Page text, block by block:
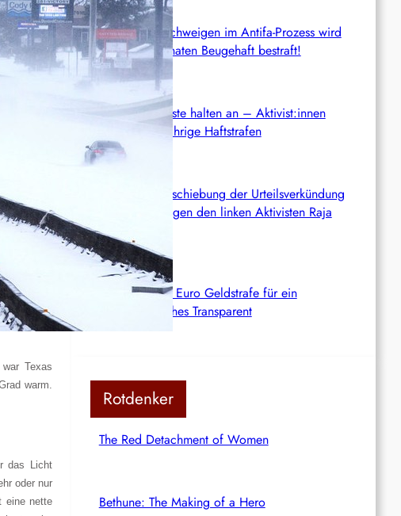
Texas
warm.
das Licht
oder nur
eine nette
BGH: Linas Schweigen im Antifa-Prozess wird
mit sechs Monaten Beugehaft bestraft!
Anti-ICE-Proteste halten an – Aktivist:innen
drohen langjährige Haftstrafen
Palästina: Verschiebung der Urteilsverkündung
im Prozess gegen den linken Aktivisten Raja
Eghbarieh
Italien: 1.000 Euro Geldstrafe für ein
antifaschistisches Transparent
Rotdenker
The Red Detachment of Women
Bethune: The Making of a Hero